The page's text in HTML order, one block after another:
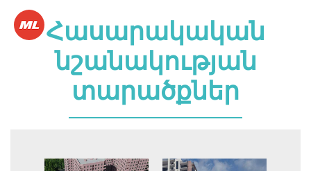
Հասարակական
նշանակության
տարածքներ